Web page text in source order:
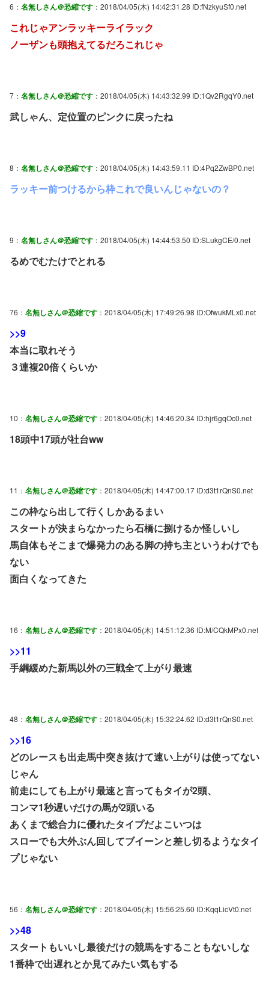
6： 名無しさん＠恐縮です ：2018/04/05(木) 14:42:31.28 ID:fNzkyuSf0.net
これじゃアンラッキーライラック
ノーザンも頭抱えてるだろこれじゃ
7： 名無しさん＠恐縮です ：2018/04/05(木) 14:43:32.99 ID:1Qv2RgqY0.net
武しゃん、定位置のピンクに戻ったね
8： 名無しさん＠恐縮です ：2018/04/05(木) 14:43:59.11 ID:4Pq2ZwBP0.net
ラッキー前つけるから枠これで良いんじゃないの？
9： 名無しさん＠恐縮です ：2018/04/05(木) 14:44:53.50 ID:SLukgCE/0.net
るめでむたけでとれる
76： 名無しさん＠恐縮です ：2018/04/05(木) 17:49:26.98 ID:OfwukMLx0.net
>>9
本当に取れそう
３連複20倍くらいか
10： 名無しさん＠恐縮です ：2018/04/05(木) 14:46:20.34 ID:hjr6gqOc0.net
18頭中17頭が社台ww
11： 名無しさん＠恐縮です ：2018/04/05(木) 14:47:00.17 ID:d3t1rQnS0.net
この枠なら出して行くしかあるまい
スタートが決まらなかったら石橋に捌けるか怪しいし
馬自体もそこまで爆発力のある脚の持ち主というわけでも
ない
面白くなってきた
16： 名無しさん＠恐縮です ：2018/04/05(木) 14:51:12.36 ID:M/CQkMPx0.net
>>11
手綱緩めた新馬以外の三戦全て上がり最速
48： 名無しさん＠恐縮です ：2018/04/05(木) 15:32:24.62 ID:d3t1rQnS0.net
>>16
どのレースも出走馬中突き抜けて速い上がりは使ってない
じゃん
前走にしても上がり最速と言ってもタイが2頭、
コンマ1秒遅いだけの馬が2頭いる
あくまで総合力に優れたタイプだよこいつは
スローでも大外ぶん回してブイーンと差し切るようなタイ
プじゃない
56： 名無しさん＠恐縮です ：2018/04/05(木) 15:56:25.60 ID:KqqLicVt0.net
>>48
スタートもいいし最後だけの競馬をすることもないしな
1番枠で出遅れとか見てみたい気もする